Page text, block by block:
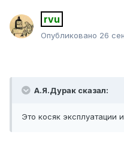
rvu
Опубликовано 26
А.Я.Дурак сказал:
Это косяк эксплуатации